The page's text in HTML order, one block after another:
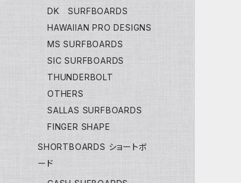
DK SURFBOARDS
HAWAIIAN PRO DESIGNS
MS SURFBOARDS
SIC SURFBOARDS
THUNDERBOLT
OTHERS
SALLAS SURFBOARDS
FINGER SHAPE
SHORTBOARDS ショートボ
ード